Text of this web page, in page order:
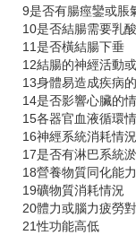
9是否有腸痙鑾或脹
10是否結腸需要乳
11是否橫結腸下垂
12結腸的神經活動
13身體易造成疾病
14是否影響心臟的
15各器官血液循環
16神經系統消耗情況
17是否有淋巴系統
18營養物質同化能
19礦物質消耗情況
20體力或腦力疲勞
21性功能高低